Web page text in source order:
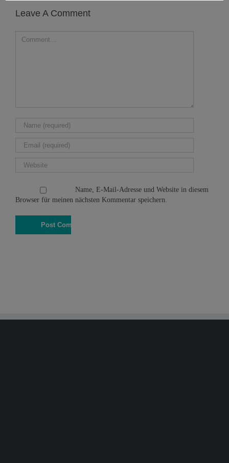
Leave A Comment
Name, E-Mail-Adresse und Website in diesem
Browser für meinen nächsten Kommentar speichern.